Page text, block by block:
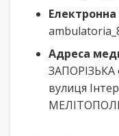
Адреса
ЗАПОРІЗЬКА
вулиця